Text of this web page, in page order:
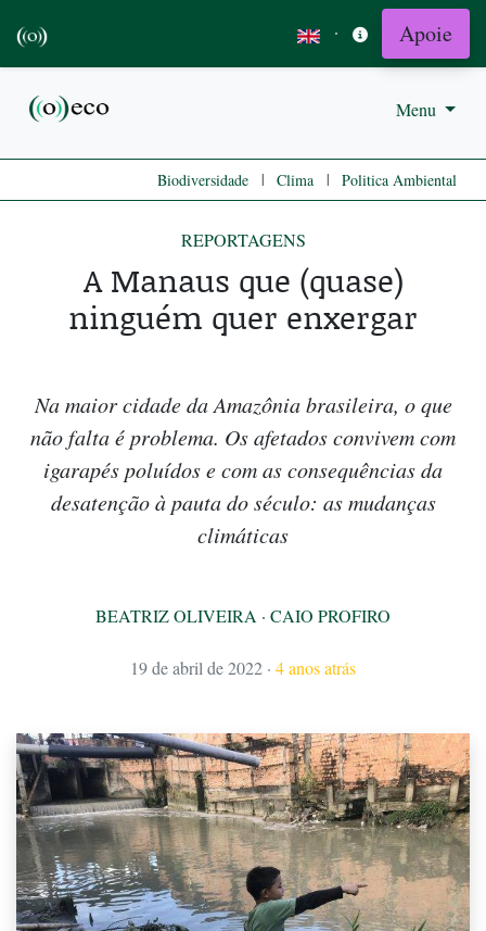
· Apoie
Menu
Biodiversidade | Clima | Politica Ambiental
REPORTAGENS
A Manaus que (quase)
ninguém quer enxergar
Na maior cidade da Amazônia brasileira, o que
não falta é problema. Os afetados convivem com
igarapés poluídos e com as consequências da
desatenção à pauta do século: as mudanças
climáticas
BEATRIZ OLIVEIRA · CAIO PROFIRO
19 de abril de 2022 · 4 anos atrás